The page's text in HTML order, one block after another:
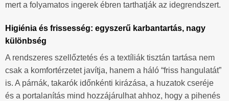
mert a folyamatos ingerek ébren tarthatják az idegrendszert.
Higiénia és frissesség: egyszerű karbantartás, nagy
különbség
A rendszeres szellőztetés és a textíliák tisztán tartása nem
csak a komfortérzetet javítja, hanem a háló “friss hangulatát”
is. A párnák, takarók időnkénti kirázása, a huzatok cseréje
és a portalanítás mind hozzájárulhat ahhoz, hogy a pihenés